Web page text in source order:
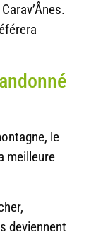
le
meilleure
deviennent